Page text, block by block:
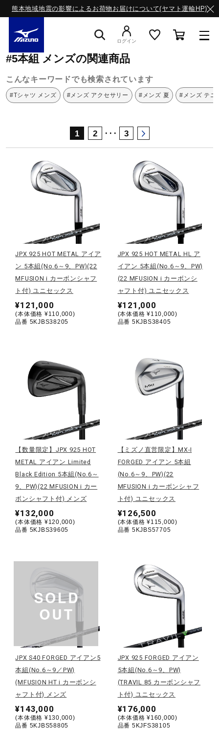
熊本地域地震の影響によるお荷物お届けについて(ヤマト運輸HP)
ライフスタイルウエア
ランニング
サッカー／フットサル
トレーニング
ゴルフ
スイム
テニス／ソフトテニス
バドミントン
陸上競技
卓球
ソフトボール
柔道
ウィンタースポーツ
ワーキング
ウォーキングシューズ
ライフスタイルグッズ
ログイン
ミズノ公式オンライン
#5本組 メンズの関連商品
こんなキーワードでも検索されています
#Tシャツ メンズ #メンズ アクセサリー #メンズ 夏 #メンズ テニ
1 2 ･･･ 3
JPX 925 HOT METAL アイア
ン 5本組(No.6～9、PW)(22
MFUSION i カーボンシャフ
ト付) ユニセックス
¥121,000
(本体価格 ¥110,000)
品番 5KJBS38205
JPX 925 HOT METAL HL ア
イアン 5本組(No.6～9、PW)
(22 MFUSION i カーボンシ
ャフト付) ユニセックス
¥121,000
(本体価格 ¥110,000)
品番 5KJBS38405
【数量限定】JPX 925 HOT
METAL アイアン Limited
Black Edition 5本組(No.6～
9、PW)(22 MFUSION i カー
ボンシャフト付) メンズ
¥132,000
(本体価格 ¥120,000)
品番 5KJBS39605
【ミズノ直営限定】MX-I
FORGED アイアン 5本組
(No.6～9、PW)(22
MFUSION i カーボンシャフ
ト付) ユニセックス
¥126,500
(本体価格 ¥115,000)
品番 5KJBS57705
JPX S40 FORGED アイアン5
本組(No.6～9／PW)
(MFUSION HT i カーボンシ
ャフト付) メンズ
¥143,000
(本体価格 ¥130,000)
品番 5KJBS58805
JPX 925 FORGED アイアン
5本組(No.6～9、PW)
(TRAVIL 85 カーボンシャフ
ト付) ユニセックス
¥176,000
(本体価格 ¥160,000)
品番 5KJFS38105